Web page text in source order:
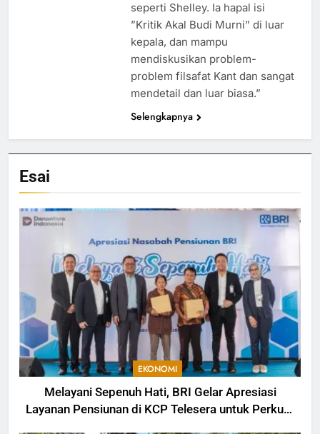
seperti Shelley. Ia hapal isi
”Kritik Akal Budi Murni” di luar
kepala, dan mampu
mendiskusikan problem-
problem filsafat Kant dan sangat
mendetail dan luar biasa.”
Selengkapnya
Esai
EKONOMI
Melayani Sepenuh Hati, BRI Gelar Apresiasi
Layanan Pensiunan di KCP Telesera untuk Perkuat